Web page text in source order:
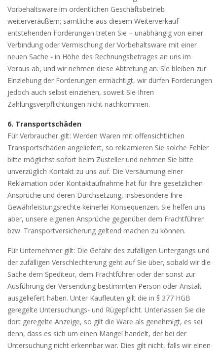
Vorbehaltsware im ordentlichen Geschäftsbetrieb
weiterveräußern; sämtliche aus diesem Weiterverkauf
entstehenden Forderungen treten Sie – unabhängig von einer
Verbindung oder Vermischung der Vorbehaltsware mit einer
neuen Sache - in Höhe des Rechnungsbetrages an uns im
Voraus ab, und wir nehmen diese Abtretung an. Sie bleiben zur
Einziehung der Forderungen ermächtigt, wir dürfen Forderungen
jedoch auch selbst einziehen, soweit Sie Ihren
Zahlungsverpflichtungen nicht nachkommen.
6. Transportschäden
Für Verbraucher gilt: Werden Waren mit offensichtlichen
Transportschäden angeliefert, so reklamieren Sie solche Fehler
bitte möglichst sofort beim Zusteller und nehmen Sie bitte
unverzüglich Kontakt zu uns auf. Die Versäumung einer
Reklamation oder Kontaktaufnahme hat für Ihre gesetzlichen
Ansprüche und deren Durchsetzung, insbesondere Ihre
Gewährleistungsrechte keinerlei Konsequenzen. Sie helfen uns
aber, unsere eigenen Ansprüche gegenüber dem Frachtführer
bzw. Transportversicherung geltend machen zu können.
Für Unternehmer gilt: Die Gefahr des zufälligen Untergangs und
der zufälligen Verschlechterung geht auf Sie über, sobald wir die
Sache dem Spediteur, dem Frachtführer oder der sonst zur
Ausführung der Versendung bestimmten Person oder Anstalt
ausgeliefert haben. Unter Kaufleuten gilt die in § 377 HGB
geregelte Untersuchungs- und Rügepflicht. Unterlassen Sie die
dort geregelte Anzeige, so gilt die Ware als genehmigt, es sei
denn, dass es sich um einen Mangel handelt, der bei der
Untersuchung nicht erkennbar war. Dies gilt nicht, falls wir einen